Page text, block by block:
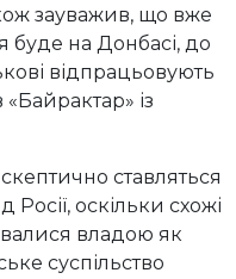
зауважив, що вже
на Донбасі, до
відпрацьовують
«Байрактар» із
ставляться
оскільки схожі
владою як
суспільство